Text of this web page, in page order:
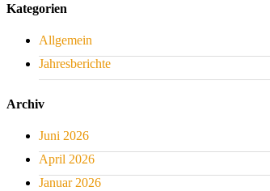
Kategorien
Allgemein
Jahresberichte
Archiv
Juni 2026
April 2026
Januar 2026